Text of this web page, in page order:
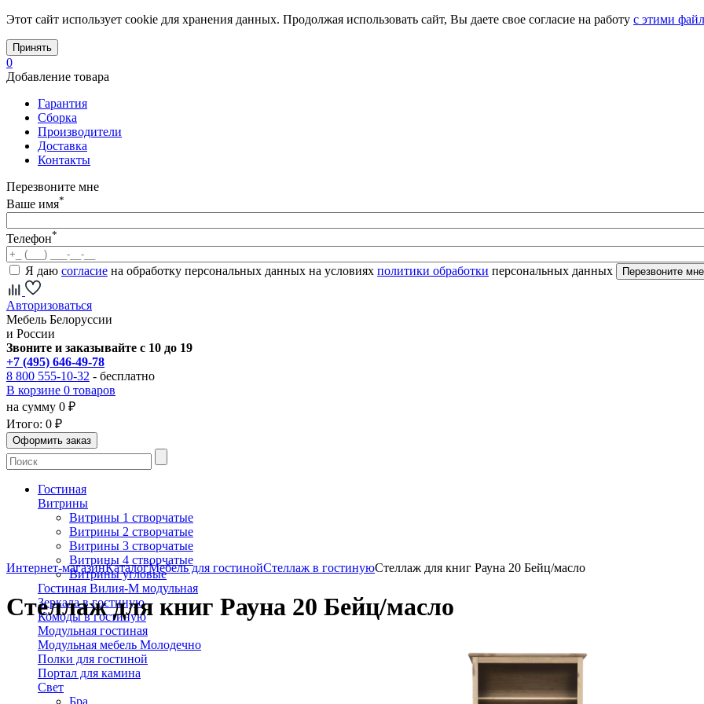
Этот сайт использует cookie для хранения данных. Продолжая использовать сайт, Вы даете свое согласие на работу с этими
Принять
0
Добавление товара
Гарантия
Сборка
Производители
Доставка
Контакты
Перезвоните мне
Ваше имя*
Телефон*
Я даю согласие на обработку персональных данных на условиях политики обработки персональных данных
Авторизоваться
Мебель Белоруссии
и России
Звоните и заказывайте с 10 до 19
+7 (495) 646-49-78
8 800 555-10-32 - бесплатно
В корзине 0 товаров
на сумму 0 ₽
Итого: 0 ₽
Гостиная
Витрины
Витрины 1 створчатые
Витрины 2 створчатые
Витрины 3 створчатые
Витрины 4 створчатые
Витрины угловые
Гостиная Вилия-М модульная
Зеркала в гостиную
Комоды в гостиную
Модульная гостиная
Модульная мебель Молодечно
Полки для гостиной
Портал для камина
Свет
Интернет-магазинКаталогМебель для гостинойСтеллаж в гостинуюСтеллаж для книг Рауна 20 Бейц/масло
Стеллаж для книг Рауна 20 Бейц/масло